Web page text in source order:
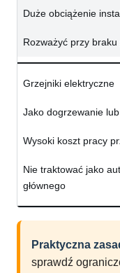
Duże obciążenie
Rozważyć przy
Grzejniki elektryczne
Jako dogrzewanie
Wysoki koszt pracy
Nie traktować jako
głównego
Praktyczna
sprawdź